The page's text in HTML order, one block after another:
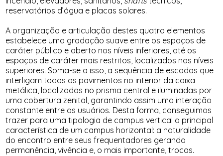
reservatórios d’água e placas solares.
A organização e articulação destes quatro elementos
estabelece uma gradação suave entre os espaços de
caráter público e aberto nos níveis inferiores, até os
espaços de caráter mais restritos, localizados nos níveis
superiores. Soma-se a isso, a sequência de escadas que
interligam todos os pavimentos no interior da caixa
metálica, localizadas no prisma central e iluminadas por
uma cobertura zenital, garantindo assim uma interação
constante entre os usuários. Desta forma, conseguimos
trazer para uma tipologia de campus vertical a principal
característica de um campus horizontal: a naturalidade
do encontro entre seus frequentadores gerando
permanência, vivência e, o mais importante, trocas.